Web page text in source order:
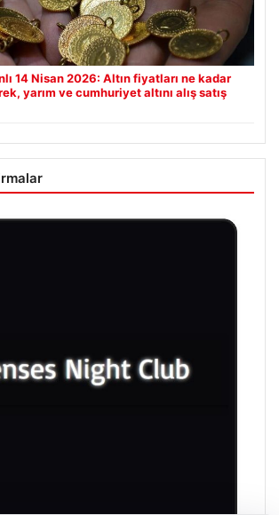
14 Nisan 2026: Altın fiyatları ne kadar
yarım ve cumhuriyet altını alış satış